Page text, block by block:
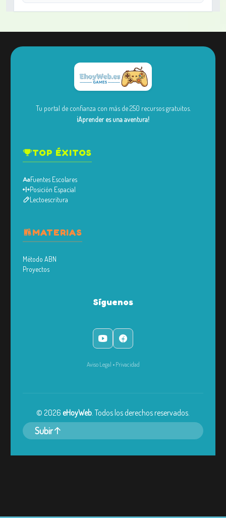
Tu portal de confianza con más de 250 recursos gratuitos.
¡Aprender es una aventura!
TOP ÉXITOS
Fuentes Escolares
Posición Espacial
Lectoescritura
MATERIAS
Método ABN
Proyectos
Síguenos
Aviso Legal • Privacidad
© 2026 eHoyWeb. Todos los derechos reservados.
Subir